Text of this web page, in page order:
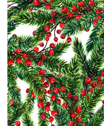
Tüy Desenli Kumaşlar
Zebra Desenli Kumaşlar